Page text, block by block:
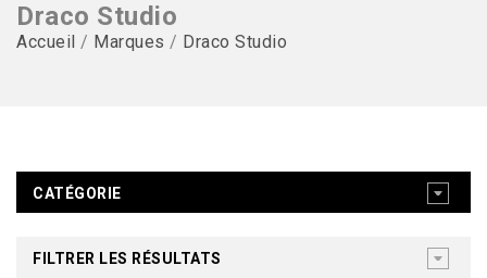
Draco Studio
Accueil / Marques / Draco Studio
CATÉGORIE
FILTRER LES RÉSULTATS